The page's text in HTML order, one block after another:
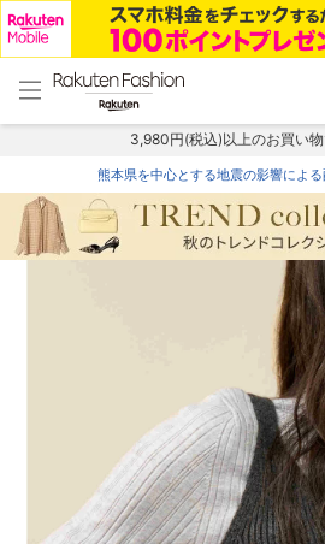
menu home
トップ
3,980円(税込)以上のお買い物
熊本県を中心とする地震の影響によ